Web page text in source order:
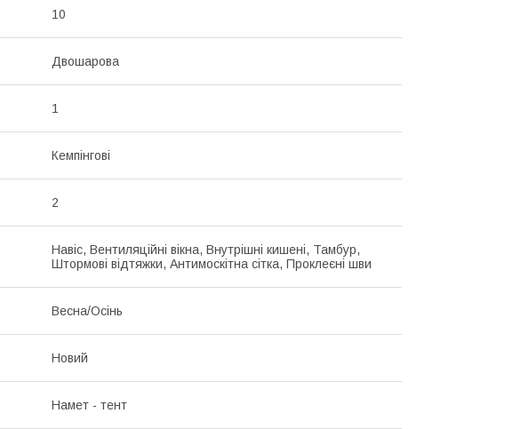
10
Двошарова
1
Кемпінгові
2
Навіс, Вентиляційні вікна, Внутрішні кишені, Тамбур,
Штормові відтяжки, Антимоскітна сітка, Проклеєні шви
Весна/Осінь
Новий
Намет - тент